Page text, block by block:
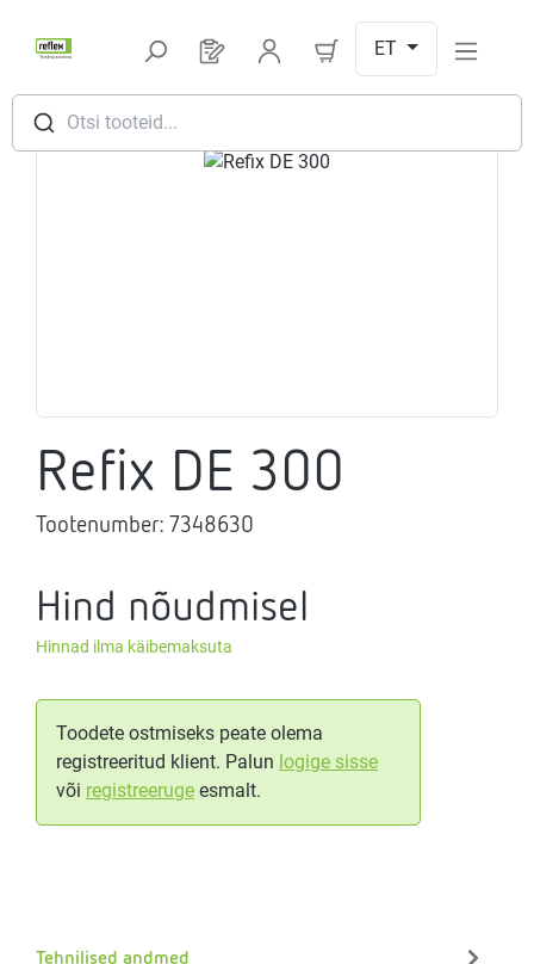
Otsi tooteid...
Sul on 0 toodet soovinimekirjas
ET
Jäta pildigalerii vahele
Refix DE 300
Tootenumber: 7348630
Hind nõudmisel
Hinnad ilma käibemaksuta
Toodete ostmiseks peate olema
registreeritud klient. Palun logige sisse
või registreeruge esmalt.
Tehnilised andmed